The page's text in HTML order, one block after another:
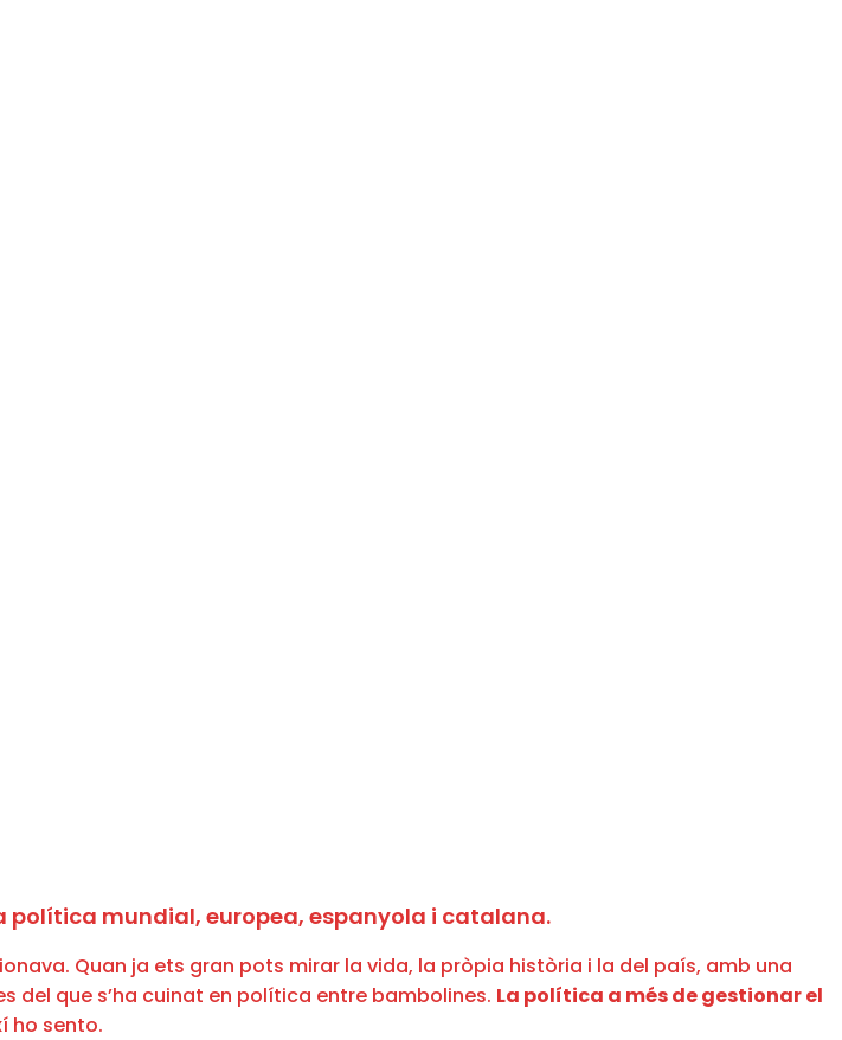
política mundial, europea, espanyola i catalana.
Quan ja ets gran pots mirar la vida, la pròpia història i la del país, amb una
del que s’ha cuinat en política entre bambolines. La política a més de gestionar el
ho sento.